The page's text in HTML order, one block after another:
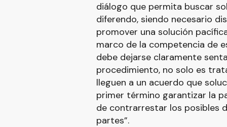
diálogo que permita buscar
diferendo, siendo necesario
promover una solución
marco de la competencia de
debe dejarse claramente
procedimiento, no solo es
lleguen a un acuerdo que
primer término garantizar la
de contrarrestar los posibles
partes”.